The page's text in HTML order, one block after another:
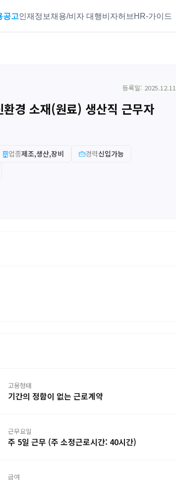
공고인재정보 채용/비자 대행비자허브 HR-가이드
등록일: 2025.12.11
경 소재(원료) 생산직 근무자
업종제조,생산,장비 경력신입가능
고용형태
기간의 정함이 없는 근로계약
근무요일
주 5일 근무 (주 소정근로시간: 40시간)
급여